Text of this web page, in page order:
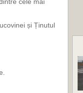
și Ținutul